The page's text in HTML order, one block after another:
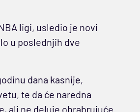
ligi, usledio je novi
u poslednjih dve
dana kasnije,
te da će naredna
ali ne deluje ohrabrujuće